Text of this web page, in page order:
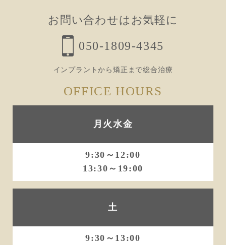
お問い合わせはお気軽に
050-1809-4345
インプラントから矯正まで総合治療
OFFICE HOURS
月火水金
9:30～12:00
13:30～19:00
土
9:30～13:00